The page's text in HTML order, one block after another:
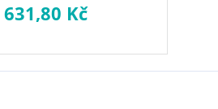
631,80 Kč